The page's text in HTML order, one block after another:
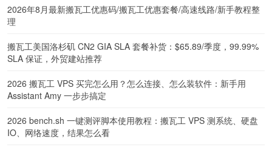
2026年8月最新搬瓦工优惠码/搬瓦工优惠套餐/高速线路/新手教程整
理
搬瓦工美国洛杉矶 CN2 GIA SLA 套餐补货：$65.89/季度，99.99%
SLA 保证，外贸建站推荐
2026 搬瓦工 VPS 买完怎么用？怎么连接、怎么装软件：新手用
Assistant Amy 一步步搞定
2026 bench.sh 一键测评脚本使用教程：搬瓦工 VPS 测系统、硬盘
IO、网络速度，结果怎么看